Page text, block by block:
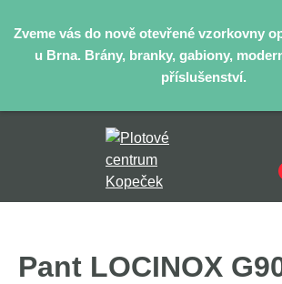
Zveme vás do nově otevřené vzorkovny
u Brna. Brány, branky, gabiony,
příslušenství.
Pant LOCINOX